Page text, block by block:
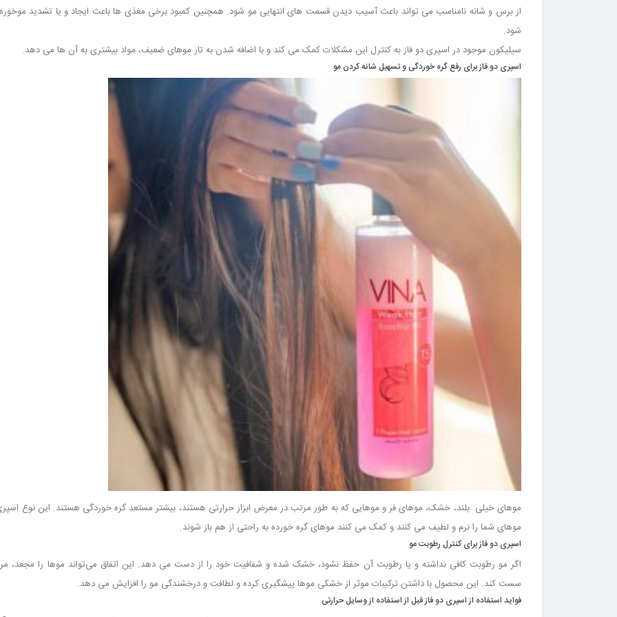
از برس و شانه نامناسب می تواند باعث آسیب دیدن قسمت های انتهایی مو شود. همچنین کمبود برخی مغذی ها باعث ایجاد و یا تشدید
شود.
سیلیکون موجود در اسپری دو فاز به کنترل این مشکلات کمک می کند و با اضافه شدن به تار موهای ضعیف، مواد بیشتری به آن ها می دهد.
اسپری دو فاز برای رفع گره خوردگی و تسهیل شانه کردن مو
موهای خیلی بلند، خشک، موهای فر و موهایی که به طور مرتب در معرض ابزار حرارتی هستند، بیشتر مستعد گره خوردگی هستند. این نوع
موهای شما را نرم و لطیف می کنند و کمک می کنند موهای گره خورده به راحتی از هم باز شوند.
اسپری دو فاز برای کنترل رطوبت مو
اگر مو رطوبت کافی نداشته و یا رطوبت آن حفظ نشود، خشک شده و شفافیت خود را از دست می دهد. این اتفاق می‌تواند موها را مجعد،
سست کند. این محصول با داشتن ترکیبات موثر از خشکی موها پیشگیری کرده و لطافت و درخشندگی مو را افزایش می دهد.
فواید استفاده از اسپری دو فاز قبل از استفاده از وسایل حرارتی